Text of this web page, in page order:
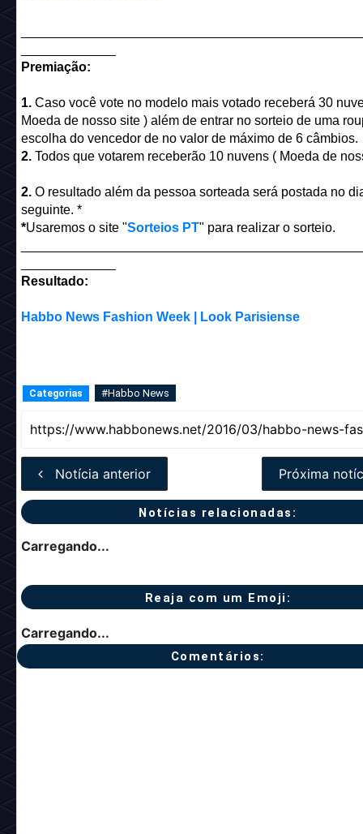
Premiação:
1. Caso você vote no modelo mais votado receberá 30
Moeda de nosso site ) além de entrar no sorteio de uma
escolha do vencedor de no valor de máximo de 6 câmbios.
2. Todos que votarem receberão 10 nuvens ( Moeda de
2. O resultado além da pessoa sorteada será postada no
seguinte. *
*Usaremos o site "Sorteios PT" para realizar o sorteio.
Resultado:
Habbo News Fashion Week | Look Parisiense
Categorias #Habbo News
Notícia anterior Próxima
Notícias relacionadas:
Carregando...
Reaja com um Emoji:
Carregando...
Comentários: